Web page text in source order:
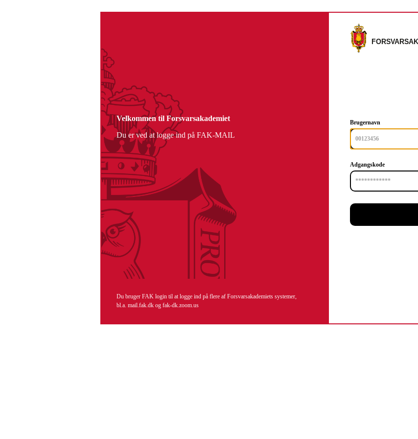
Velkommen til Forsvarsakademiet
Du er ved at logge ind på FAK-MAIL
Brugernavn
Adgangskode
Du bruger FAK login til at logge ind på flere af Forsvarsakademiets systemer,
bl.a. mail.fak.dk og fak-dk.zoom.us